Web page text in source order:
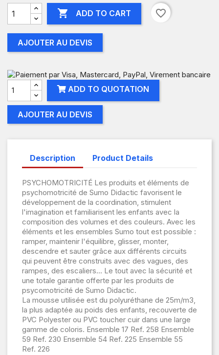
 ADD TO CART favorite_border
AJOUTER AU DEVIS
ADD TO QUOTATION
AJOUTER AU DEVIS
Description Product Details
PSYCHOMOTRICITÉ Les produits et éléments de
psychomotricité de Sumo Didactic favorisent le
développement de la coordination, stimulent
l'imagination et familiarisent les enfants avec la
composition des volumes et des couleurs. Avec les
éléments et les ensembles Sumo tout est possible :
ramper, maintenir l'équilibre, glisser, monter,
descendre et sauter grâce aux différents circuits
qui peuvent être construits avec des vagues, des
rampes, des escaliers... Le tout avec la sécurité et
une totale garantie offerte par les produits de
psycomotricité de Sumo Didactic.
La mousse utilisée est du polyuréthane de 25m/m3,
la plus adaptée au poids des enfants, recouverte de
PVC Polyester ou PVC toucher cuir dans une large
gamme de coloris. Ensemble 17 Ref. 258 Ensemble
59 Ref. 230 Ensemble 54 Ref. 225 Ensemble 55
Ref. 226